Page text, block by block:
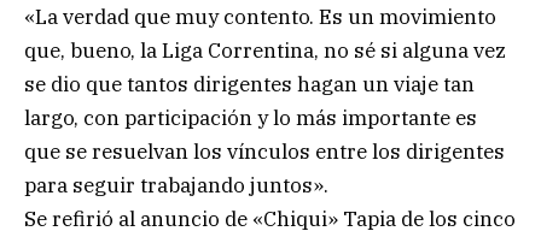
«La verdad que muy contento. Es un movimiento
que, bueno, la Liga Correntina, no sé si alguna vez
se dio que tantos dirigentes hagan un viaje tan
largo, con participación y lo más importante es
que se resuelvan los vínculos entre los dirigentes
para seguir trabajando juntos».
Se refirió al anuncio de «Chiqui» Tapia de los cinco